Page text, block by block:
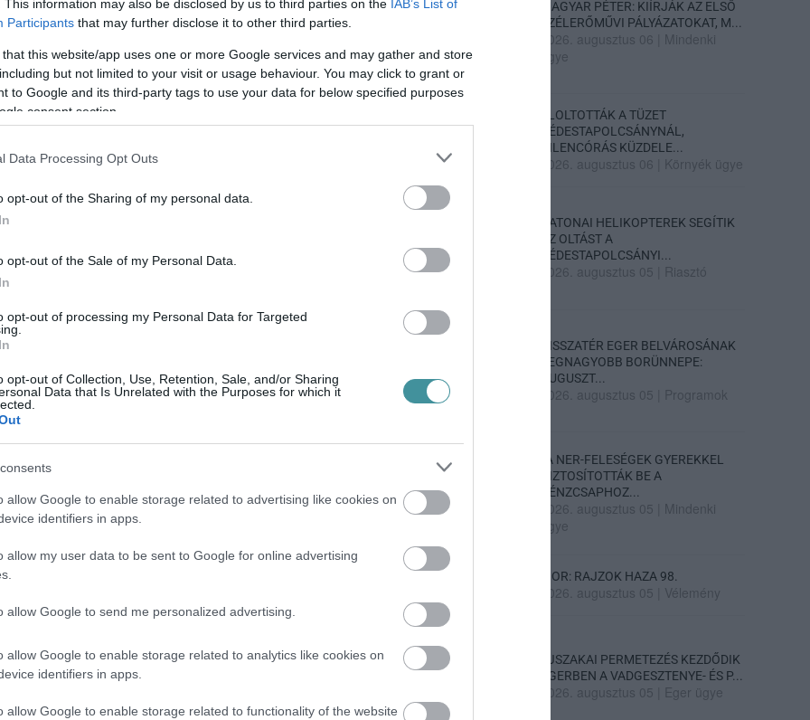
This information may also be disclosed by us to third parties on the IAB’s List of
Participants that may further disclose it to other third parties.
that this website/app uses one or more Google services and may gather and store
but not limited to your visit or usage behaviour. You may click to grant or
to Google and its third-party tags to use your data for below specified purposes
consent section.
Data Processing Opt Outs
opt-out of the Sharing of my personal data.
opt-out of the Sale of my Personal Data.
opt-out of processing my Personal Data for Targeted
opt-out of Collection, Use, Retention, Sale, and/or Sharing
Data that Is Unrelated with the Purposes for which it
allow Google to enable storage related to advertising like cookies on
identifiers in apps.
allow my user data to be sent to Google for online advertising
allow Google to send me personalized advertising.
allow Google to enable storage related to analytics like cookies on
identifiers in apps.
allow Google to enable storage related to functionality of the website
a két oltás között három hétnek kell
az oltóanyag hatékonyságára
vettek részt. Az első vizsgálat –
végeztek – 90,4 százalékos
esetek számában. Az Egyesült
csökkenést mutatott ki a
a vakcina hatékonysága 89,7
mutatják, hogy a Nuvaxovid vakcina
hatásos a koronvírus új,
kapcsolatban megfigyelt
súlyosak voltak, és az oltás után
az injekció beadásának helyén
izomfájdalom, fejfájás, általános rossz
hányás voltak.
rendelt a közös vakcinabeszerzés
MAGYAR PÉTER: KIÍRJÁK AZ ELSŐ
SZÉLERŐMŰVI PÁLYÁZATOKAT, M...
2026. augusztus 06
Mindenki
ügye
ELOLTOTTÁK A TÜZET
DÉDESTAPOLCSÁNYNÁL,
KILENCÓRÁS KÜZDELE...
2026. augusztus 06 Környék ügye
KATONAI HELIKOPTEREK SEGÍTIK
AZ OLTÁST A
DÉDESTAPOLCSÁNYI...
2026. augusztus 05 Riasztó
VISSZATÉR EGER BELVÁROSÁNAK
LEGNAGYOBB BORÜNNEPE:
AUGUSZT...
2026. augusztus 05 Programok
„A NER-FELESÉGEK GYEREKKEL
BIZTOSÍTOTTÁK BE A
PÉNZCSAPHOZ...
2026. augusztus 05
Mindenki
ügye
SIOR: RAJZOK HAZA 98.
2026. augusztus 05 Vélemény
ÉJSZAKAI PERMETEZÉS KEZDŐDIK
EGERBEN A VADGESZTENYE- ÉS P...
2026. augusztus 05 Eger ügye